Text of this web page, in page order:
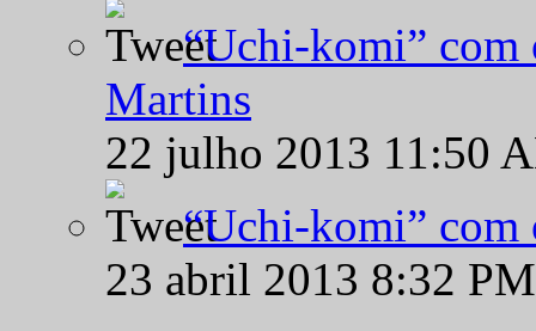
“Uchi-komi” com
Martins
22 julho 2013 11:50
“Uchi-komi” com
23 abril 2013 8:32